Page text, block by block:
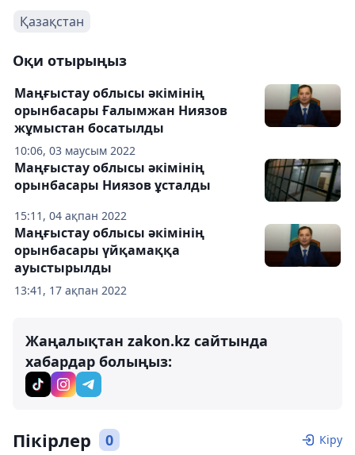
Қазақстан
Оқи отырыңыз
10:06, 03 маусым 2022
Маңғыстау облысы әкімінің
орынбасары Ғалымжан Ниязов
жұмыстан босатылды
15:11, 04 ақпан 2022
Маңғыстау облысы әкімінің
орынбасары Ниязов ұсталды
13:41, 17 ақпан 2022
Маңғыстау облысы әкімінің
орынбасары үйқамаққа
ауыстырылды
Жаңалықтан zakon.kz сайтында
хабардар болыңыз:
Пікірлер 0 Кіру